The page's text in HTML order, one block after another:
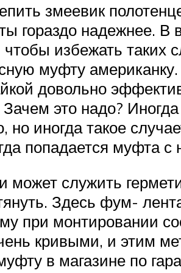
змеевик
гораздо надежнее. В
чтобы избежать
муфту
довольно
это надо?
но иногда такое
попадается муфта
может служить
Здесь фум-
при монтировании
кривыми, и этим
в магазине по